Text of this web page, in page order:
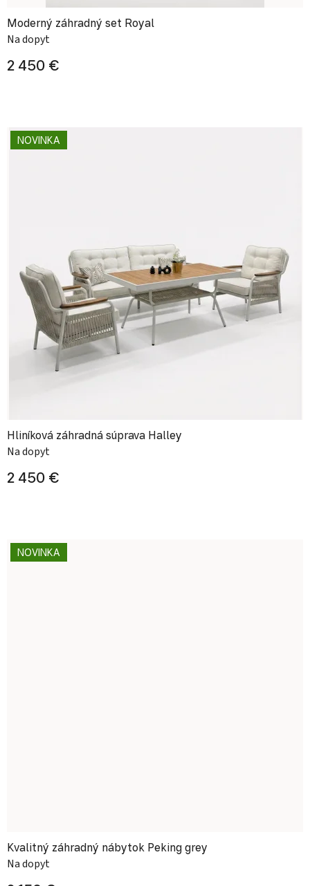
Moderný záhradný set Royal
Na dopyt
2 450 €
NOVINKA
Hliníková záhradná súprava Halley
Na dopyt
2 450 €
NOVINKA
Kvalitný záhradný nábytok Peking grey
Na dopyt